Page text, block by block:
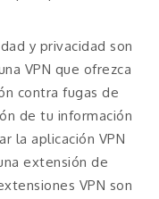
y privacidad son
VPN que ofrezca
contra fugas de
de tu información
la aplicación VPN
extensión de
VPN son